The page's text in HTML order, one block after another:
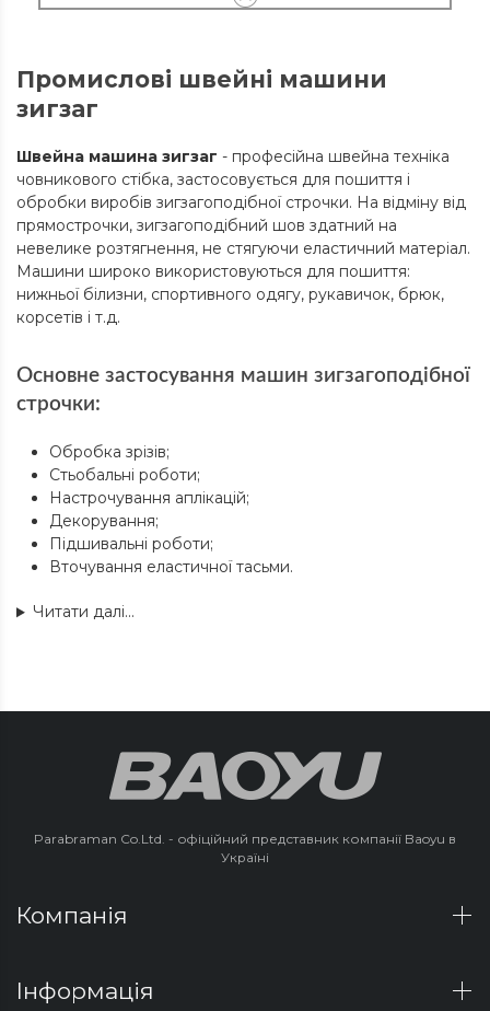
Промислові швейні машини
зигзаг
Швейна машина зигзаг - професійна швейна техніка
човникового стібка, застосовується для пошиття і
обробки виробів зигзагоподібної строчки. На відміну від
прямострочки, зигзагоподібний шов здатний на
невелике розтягнення, не стягуючи еластичний матеріал.
Машини широко використовуються для пошиття:
нижньої білизни, спортивного одягу, рукавичок, брюк,
корсетів і т.д.
Основне застосування машин зигзагоподібної
строчки:
Обробка зрізів;
Стьобальні роботи;
Настрочування аплікацій;
Декорування;
Підшивальні роботи;
Вточування еластичної тасьми.
Читати далі...
Parabraman Co.Ltd. - офіційний представник компанії Baoyu в
Україні
Компанія
Інформація